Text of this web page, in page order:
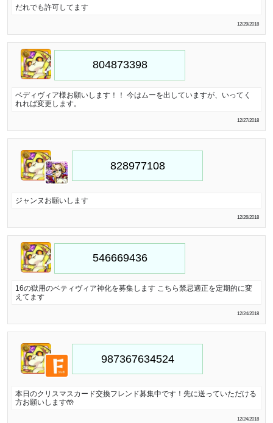
だれでも許可してます
12/29/2018
ベディヴィア様お願いします！！ 今はムーを出していますが、いってく
れれば変更します。
12/27/2018
ジャンヌお願いします
12/26/2018
16の獄用のベティヴィア神化を募集します こちら禁忌適正を定期的に変
えてます
12/24/2018
本日のクリスマスカード交換フレンド募集中です！先に送っていただける
方お願いします🤲
12/24/2018